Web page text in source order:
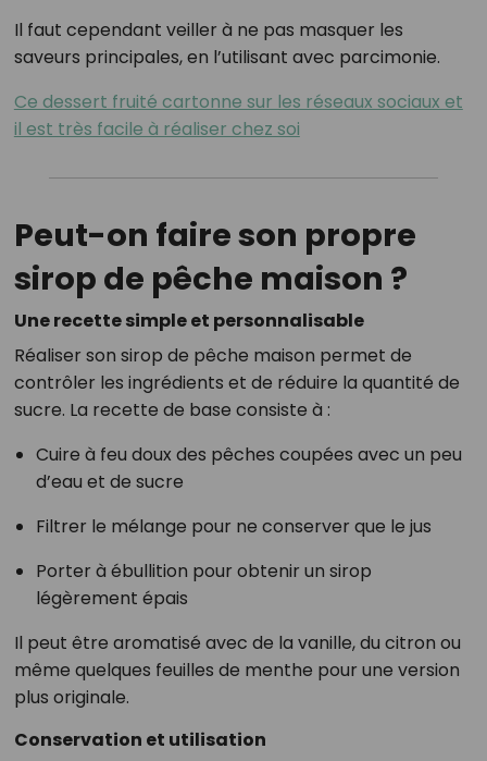
Il faut cependant veiller à ne pas masquer les
saveurs principales, en l’utilisant avec parcimonie.
Ce dessert fruité cartonne sur les réseaux sociaux et
il est très facile à réaliser chez soi
Peut-on faire son propre
sirop de pêche maison ?
Une recette simple et personnalisable
Réaliser son sirop de pêche maison permet de
contrôler les ingrédients et de réduire la quantité de
sucre. La recette de base consiste à :
Cuire à feu doux des pêches coupées avec un peu
d’eau et de sucre
Filtrer le mélange pour ne conserver que le jus
Porter à ébullition pour obtenir un sirop
légèrement épais
Il peut être aromatisé avec de la vanille, du citron ou
même quelques feuilles de menthe pour une version
plus originale.
Conservation et utilisation